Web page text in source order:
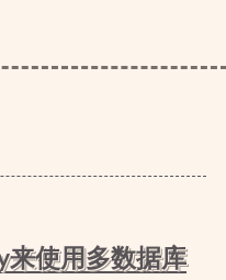
来使用多数据库